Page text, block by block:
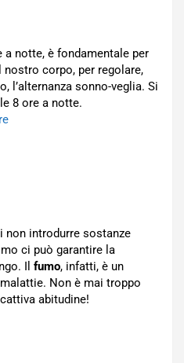
a notte, è fondamentale per
corpo, per regolare,
l’alternanza sonno-veglia. Si
8 ore a notte.
non introdurre sostanze
ci può garantire la
Il fumo, infatti, è un
Non è mai troppo
abitudine!